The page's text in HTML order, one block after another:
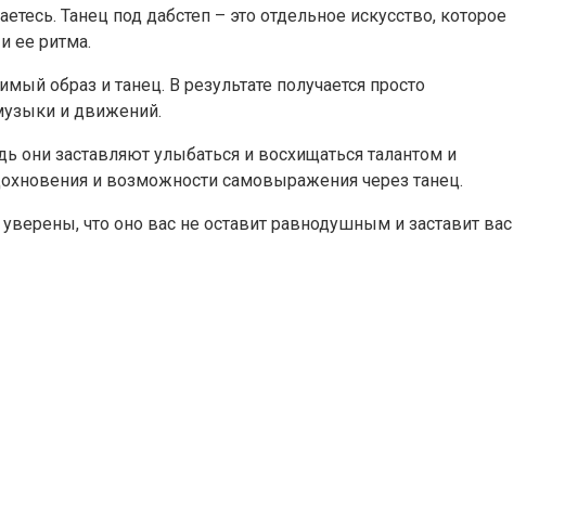
Танец под дабстеп – это отдельное искусство, которое
ее ритма.
образ и танец. В результате получается просто
и движений.
они заставляют улыбаться и восхищаться талантом и
и возможности самовыражения через танец.
что оно вас не оставит равнодушным и заставит вас